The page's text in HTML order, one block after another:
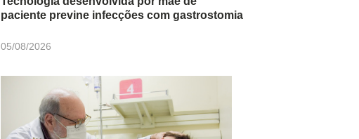
paciente previne infecções com gastrostomia
05/08/2026